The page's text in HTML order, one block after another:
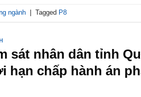
ngành Tagged P8
sát nhân dân tỉnh
hạn chấp hành án